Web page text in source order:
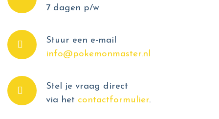
7 dagen p/w
Stuur een e-mail
info@pokemonmaster.nl
Stel je vraag direct
via het contactformulier.